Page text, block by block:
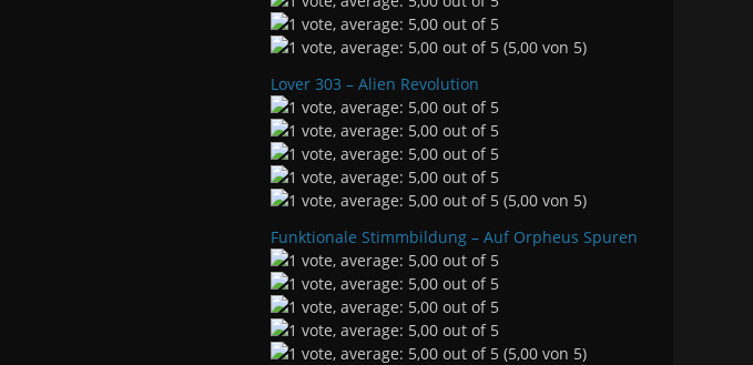
(5,00 von 5)
Lover 303 – Alien Revolution
(5,00 von 5)
Funktionale Stimmbildung – Auf Orpheus Spuren
(5,00 von 5)